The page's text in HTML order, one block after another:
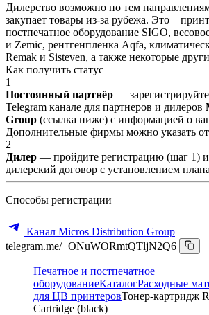
Дилерство возможно по тем
закупает товары из-за рубежа. Это –
постпечатное оборудование SIGO,
и Zemic, рентгенпленка Aqfa,
Remak и Sisteven, а также некоторые
Как получить статус
1
Постоянный партнёр —
Telegram канале для партнеров и дилеров
Group (ссылка ниже) с информацией о
Дополнительные фирмы можно указать
2
Дилер — пройдите регистрацию (шаг 1)
дилерский договор с установлением
Способы регистрации
Канал Micros Distribution Group
telegram.me/+ONuWORmtQTljN2Q6
Печатное и постпечатное
оборудованиеКаталогРасходные
для ЦВ принтеровТонер-картридж
Cartridge (black)